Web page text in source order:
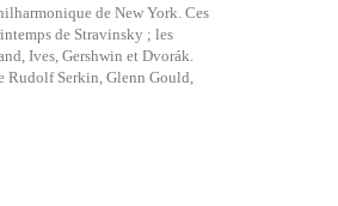
de New York. Ces
de Stravinsky ; les
Ives, Gershwin et Dvorák.
Rudolf Serkin, Glenn Gould,